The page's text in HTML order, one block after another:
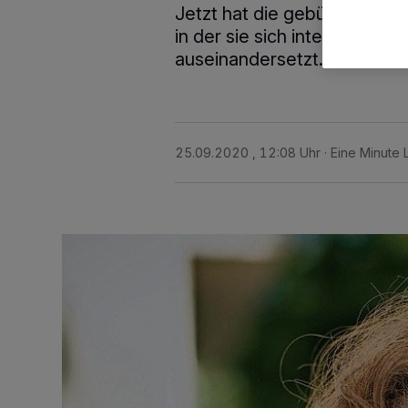
Jetzt hat die gebürtige
in der sie sich intensiv mit
auseinandersetzt.
25.09.2020 , 12:08 Uhr Eine Minute